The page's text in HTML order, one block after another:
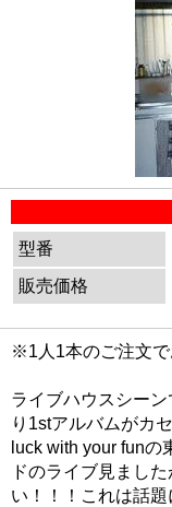
型番
販売価格
※1人1本のご注文
ライブハウスシー
り1stアルバムがカ
luck with your fun
ドのライブ見まし
い！！！これは話